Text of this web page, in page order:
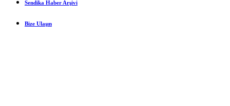
Sendika Haber Arşivi
Bize Ulaşın